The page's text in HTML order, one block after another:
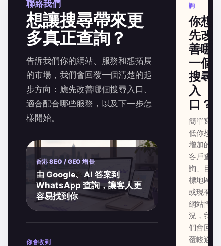
聯絡我們
想讓搜尋帶來更
多真正查詢？
告訴我們你的網站、服務和想拓展
的市場，我們會回覆一個清楚的起
步方向：應先改善哪個搜尋入口、
適合配合哪些服務，以及下一步怎
樣開始。
香港 SEO / GEO 增長
由 Google、AI 答案到
WhatsApp 查詢，讓客人更
容易找到你
你會收到
詢
你想
先改
善哪
一個
搜尋
入
口？
簡單寫
低你想
增加的
客戶查
詢、目
標地區
或現有
網站情
況，我
們會回
覆較適